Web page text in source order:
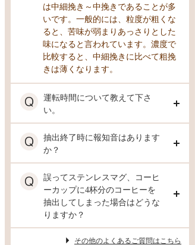
は中細挽き～中挽きであることが多
いです。一般的には、粒度が粗くな
ると、苦味が弱まりあっさりとした
味になると言われています。濃度で
比較すると、中細挽きに比べて粗挽
きは薄くなります。
運転時間について教えて下さ
い。
抽出終了時に報知音はあります
か？
誤ってステンレスマグ、コーヒ
ーカップに4杯分のコーヒーを
抽出してしまった場合はどうな
りますか？
その他のよくあるご質問はこちら